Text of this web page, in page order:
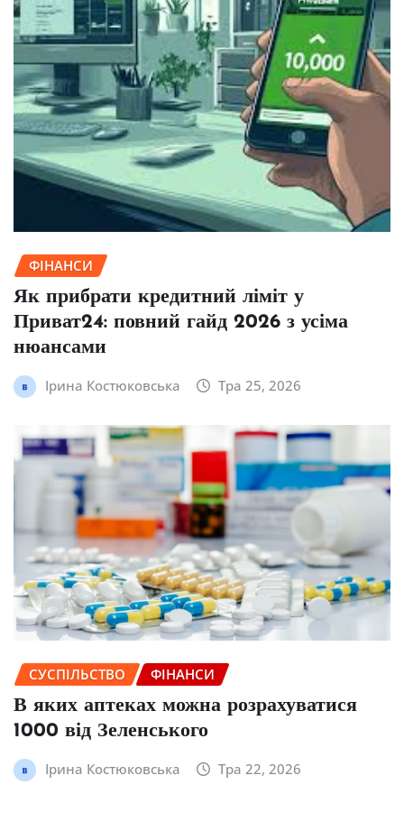
ФІНАНСИ
Як прибрати кредитний ліміт у
Приват24: повний гайд 2026 з усіма
нюансами
Ірина Костюковська Тра 25, 2026
СУСПІЛЬСТВО ФІНАНСИ
В яких аптеках можна розрахуватися
1000 від Зеленського
Ірина Костюковська Тра 22, 2026